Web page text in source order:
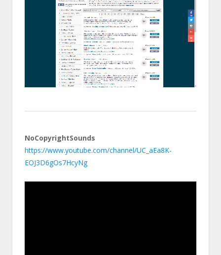
NoCopyrightSounds
https://www.youtube.com/channel/UC_aEa8K-
EOJ3D6gOs7HcyNg